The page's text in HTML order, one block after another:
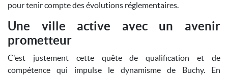
pour tenir compte des évolutions réglementaires.
Une ville active avec un avenir
prometteur
C'est justement cette quête de qualification et de
compétence qui impulse le dynamisme de Buchy. En